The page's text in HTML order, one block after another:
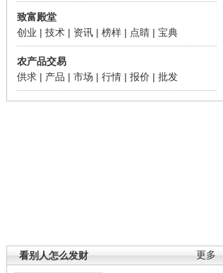
致富殿堂
创业 | 技术 | 资讯 | 榜样 | 点睛 | 宝典
农产品交易
供求 | 产品 | 市场 | 行情 | 报价 | 批发
更多
看别人怎么发财